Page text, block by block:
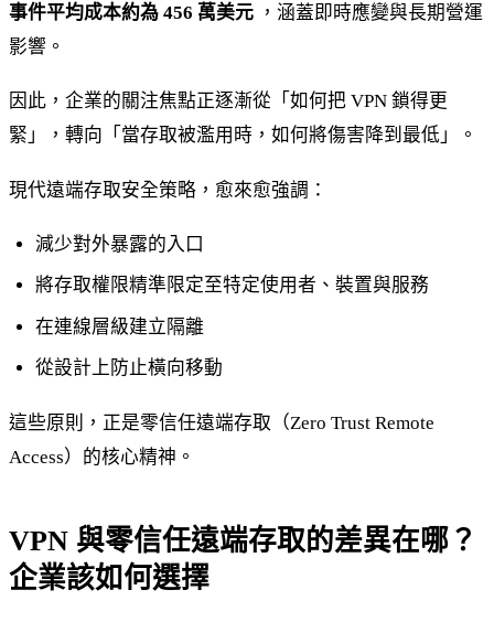
事件平均成本約為 456 萬美元 ，涵蓋即時應變與長期營運
影響。
因此，企業的關注焦點正逐漸從「如何把 VPN 鎖得更
緊」，轉向「當存取被濫用時，如何將傷害降到最低」。
現代遠端存取安全策略，愈來愈強調：
減少對外暴露的入口
將存取權限精準限定至特定使用者、裝置與服務
在連線層級建立隔離
從設計上防止橫向移動
這些原則，正是零信任遠端存取（Zero Trust Remote
Access）的核心精神。
VPN 與零信任遠端存取的差異在哪？
企業該如何選擇